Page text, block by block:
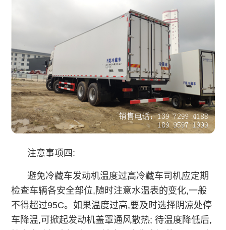
注意事项四:
避免冷藏车发动机温度过高冷藏车司机应定期
检查车辆各安全部位,随时注意水温表的变化,一般
不得超过95C。如果温度过高,要及时选择阴凉处停
车降温,可掀起发动机盖罩通风散热; 待温度降低后,